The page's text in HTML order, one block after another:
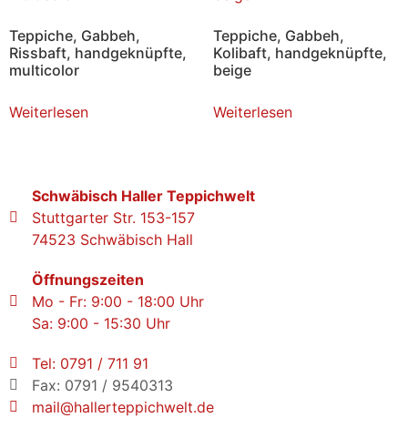
Teppiche, Gabbeh,
Rissbaft, handgeknüpfte,
multicolor
Weiterlesen
Teppiche, Gabbeh,
Kolibaft, handgeknüpfte,
beige
Weiterlesen
Schwäbisch Haller Teppichwelt
Stuttgarter Str. 153-157
74523 Schwäbisch Hall
Öffnungszeiten
Mo - Fr: 9:00 - 18:00 Uhr
Sa: 9:00 - 15:30 Uhr
Tel: 0791 / 711 91
Fax: 0791 / 9540313
mail@hallerteppichwelt.de